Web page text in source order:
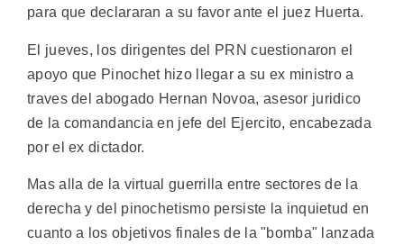
para que declararan a su favor ante el juez Huerta.
El jueves, los dirigentes del PRN cuestionaron el
apoyo que Pinochet hizo llegar a su ex ministro a
traves del abogado Hernan Novoa, asesor juridico
de la comandancia en jefe del Ejercito, encabezada
por el ex dictador.
Mas alla de la virtual guerrilla entre sectores de la
derecha y del pinochetismo persiste la inquietud en
cuanto a los objetivos finales de la "bomba" lanzada